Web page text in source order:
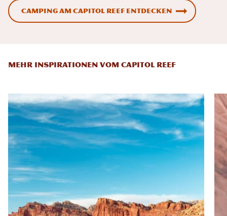
Camping am Capitol Reef entdecken
MEHR INSPIRATIONEN VOM CAPITOL REEF